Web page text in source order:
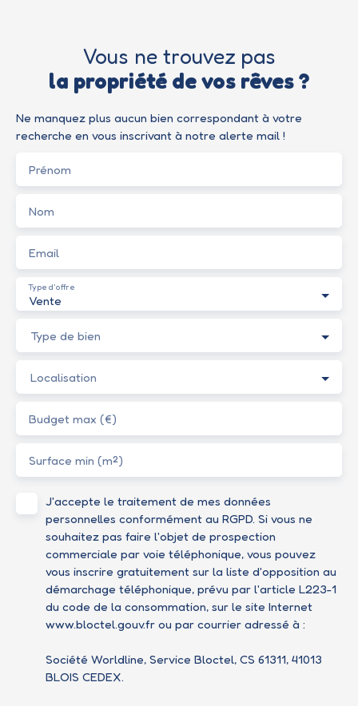
Vous ne trouvez pas
la propriété de vos rêves ?
Ne manquez plus aucun bien correspondant à votre
recherche en vous inscrivant à notre alerte mail !
Prénom
Nom
Email
Vente
Type d'offre
Type de bien
Localisation
Budget max (€)
Surface min (m²)
J'accepte le traitement de mes données
personnelles conformément au RGPD. Si vous ne
souhaitez pas faire l'objet de prospection
commerciale par voie téléphonique, vous pouvez
vous inscrire gratuitement sur la liste d'opposition au
démarchage téléphonique, prévu par l'article L223-1
du code de la consommation, sur le site Internet
www.bloctel.gouv.fr ou par courrier adressé à :
Société Worldline, Service Bloctel, CS 61311, 41013
BLOIS CEDEX.